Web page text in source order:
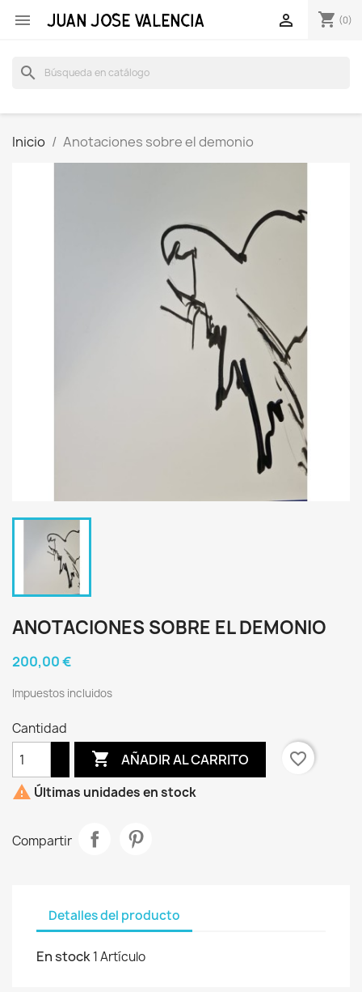
 shopping_cart (0)

search
Inicio Anotaciones sobre el demonio
ANOTACIONES SOBRE EL DEMONIO
200,00 €
Impuestos incluidos
Cantidad
 AÑADIR AL CARRITO
favorite_border
 Últimas unidades en stock
Compartir
Detalles del producto
En stock1 Artículo